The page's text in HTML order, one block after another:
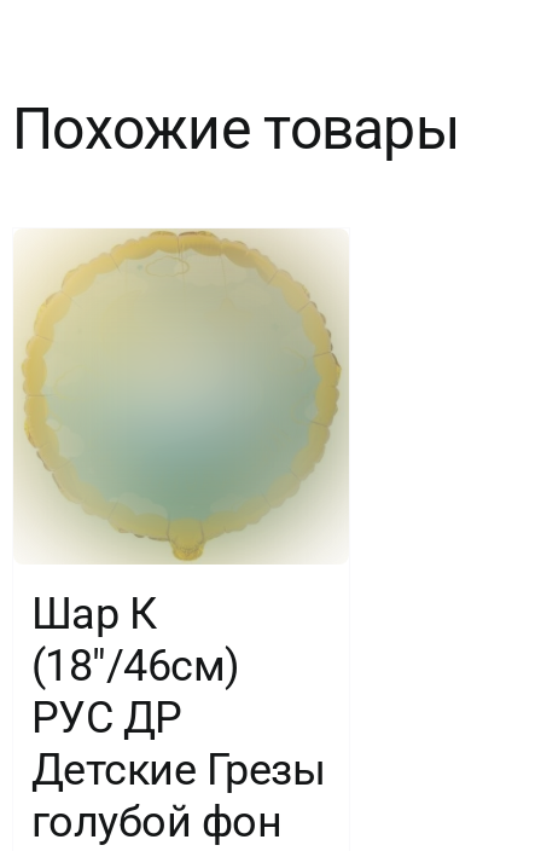
Похожие товары
Шар К
(18″/46см)
РУС ДР
Детские Грезы
голубой фон